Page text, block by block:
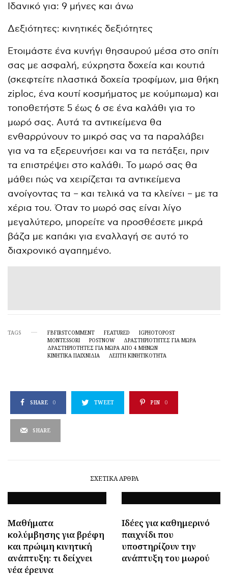
Ιδανικό για: 9 μήνες και άνω
Δεξιότητες: κινητικές δεξιότητες
Ετοιμάστε ένα κυνήγι θησαυρού μέσα στο σπίτι
σας με ασφαλή, εύχρηστα δοχεία και κουτιά
(σκεφτείτε πλαστικά δοχεία τροφίμων, μια θήκη
ziploc, ένα κουτί κοσμήματος με κούμπωμα) και
τοποθετήστε 5 έως 6 σε ένα καλάθι για το
μωρό σας. Αυτά τα αντικείμενα θα
ενθαρρύνουν το μικρό σας να τα παραλάβει
για να τα εξερευνήσει και να τα πετάξει, πριν
τα επιστρέψει στο καλάθι. Το μωρό σας θα
μάθει πώς να χειρίζεται τα αντικείμενα
ανοίγοντας τα – και τελικά να τα κλείνει – με τα
χέρια του. Όταν το μωρό σας είναι λίγο
μεγαλύτερο, μπορείτε να προσθέσετε μικρά
βάζα με καπάκι για εναλλαγή σε αυτό το
διαχρονικό αγαπημένο.
TAGS FBFIRSTCOMMENT FEATURED
IGPHOTOPOST
MONTESSORI
POSTNOW
ΔΡΑΣΤΗΡΙΌΤΗΤΕΣ ΓΙΑ ΜΩΡΆ
ΔΡΑΣΤΗΡΙΌΤΗΤΕΣ ΓΙΑ ΜΩΡΆ ΑΠΌ 4 ΜΗΝΏΝ
ΚΙΝΗΤΙΚΆ ΠΑΙΧΝΊΔΙΑ
ΛΕΠΤΉ ΚΙΝΗΤΙΚΌΤΗΤΑ
SHARE 0 TWEET PIN 0
SHARE
ΣΧΕΤΙΚΆ ΆΡΘΡΑ
Μαθήματα
κολύμβησης για βρέφη
και πρώιμη κινητική
ανάπτυξη: τι δείχνει
νέα έρευνα
Ιδέες για καθημερινό
παιχνίδι που
υποστηρίζουν την
ανάπτυξη του μωρού